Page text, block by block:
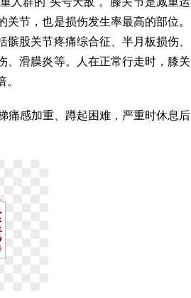
关节，也是损伤发生率最高的部位。
髌股关节疼痛综合征、半月板损伤、
、滑膜炎等。人在正常行走时，膝关
痛感加重、蹲起困难，严重时休息后